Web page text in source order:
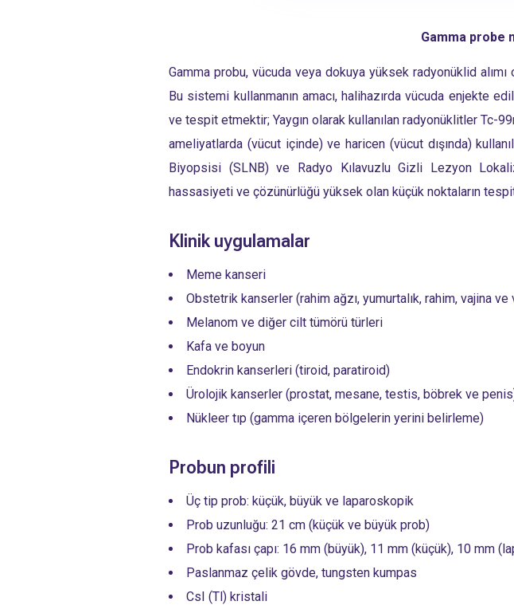
Gamma probe
Gamma probu, vücuda veya dokuya yüksek radyonüklid
Bu sistemi kullanmanın amacı, halihazırda vücuda enjekte
ve tespit etmektir; Yaygın olarak kullanılan radyonüklitler Tc-
ameliyatlarda (vücut içinde) ve haricen (vücut dışında)
Biyopsisi (SLNB) ve Radyo Kılavuzlu Gizli Lezyon
hassasiyeti ve çözünürlüğü yüksek olan küçük noktaların
Klinik uygulamalar
Meme kanseri
Obstetrik kanserler (rahim ağzı, yumurtalık, rahim, vajina ve
Melanom ve diğer cilt tümörü türleri
Kafa ve boyun
Endokrin kanserleri (tiroid, paratiroid)
Ürolojik kanserler (prostat, mesane, testis, böbrek ve
Nükleer tıp (gamma içeren bölgelerin yerini belirleme)
Probun profili
Üç tip prob: küçük, büyük ve laparoskopik
Prob uzunluğu: 21 cm (küçük ve büyük prob)
Prob kafası çapı: 16 mm (büyük), 11 mm (küçük), 10 mm
Paslanmaz çelik gövde, tungsten kumpas
CsI (Tl) kristali